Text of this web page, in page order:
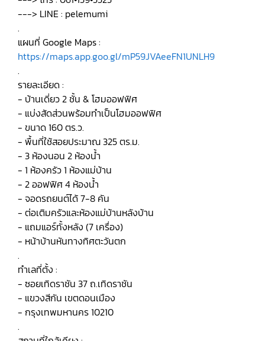
---> LINE : pelemumi
.
แผนที่ Google Maps :
https://maps.app.goo.gl/mP59JVAeeFN1UNLH9
.
รายละเอียด :
- บ้านเดี่ยว 2 ชั้น & โฮมออฟฟิศ
- แบ่งสัดส่วนพร้อมทำเป็นโฮมออฟฟิศ
- ขนาด 160 ตร.ว.
- พื้นที่ใช้สอยประมาณ 325 ตร.ม.
- 3 ห้องนอน 2 ห้องน้ำ
- 1 ห้องครัว 1 ห้องแม่บ้าน
- 2 ออฟฟิศ 4 ห้องน้ำ
- จอดรถยนต์ได้ 7-8 คัน
- ต่อเติมครัวและห้องแม่บ้านหลังบ้าน
- แถมแอร์ทั้งหลัง (7 เครื่อง)
- หน้าบ้านหันทางทิศตะวันตก
.
ทำเลที่ตั้ง :
- ซอยเทิดราชัน 37 ถ.เทิดราชัน
- แขวงสีกัน เขตดอนเมือง
- กรุงเทพมหานคร 10210
.